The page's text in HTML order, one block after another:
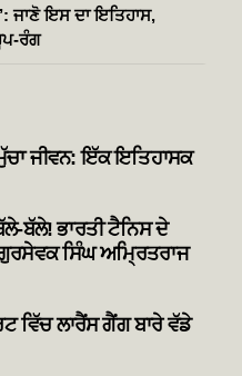
ਜਾਣੋ ਇਸ ਦਾ ਇਤਿਹਾਸ,
ਰੰਗ
ਜੀਵਨ: ਇੱਕ ਇਤਿਹਾਸਕ
ਬੱਲੇ! ਭਾਰਤੀ ਟੈਨਿਸ ਦੇ
ਗੁਰਸੇਵਕ ਸਿੰਘ ਅਮ੍ਰਿਤਰਾਜ
ਵਿੱਚ ਲਾਰੈਂਸ ਗੈਂਗ ਬਾਰੇ ਵੱਡੇ